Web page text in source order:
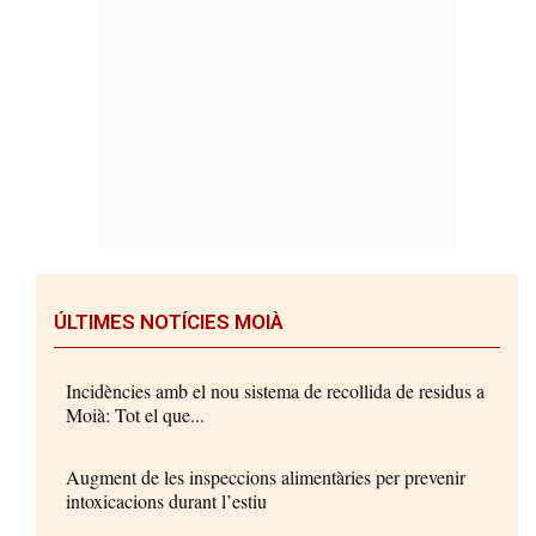
ÚLTIMES NOTÍCIES MOIÀ
Incidències amb el nou sistema de recollida de residus a
Moià: Tot el que...
Augment de les inspeccions alimentàries per prevenir
intoxicacions durant l’estiu